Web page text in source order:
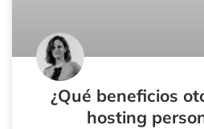
¿Qué beneficios
hosting